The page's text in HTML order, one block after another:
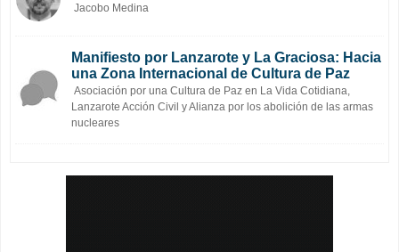
Jacobo Medina
Manifiesto por Lanzarote y La Graciosa: Hacia
una Zona Internacional de Cultura de Paz
Asociación por una Cultura de Paz en La Vida Cotidiana,
Lanzarote Acción Civil y Alianza por los abolición de las armas
nucleares